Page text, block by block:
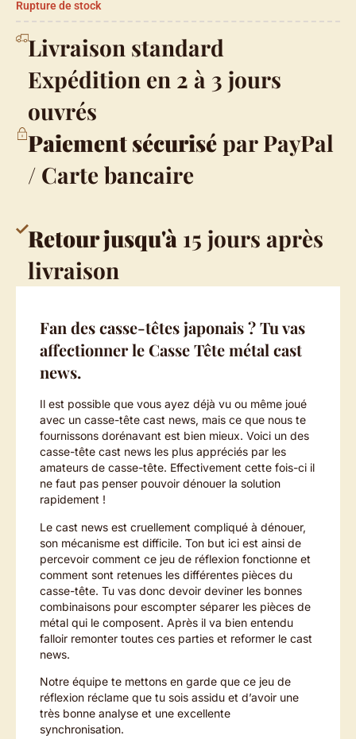
Rupture de stock
Livraison standard
Expédition en 2 à 3 jours
ouvrés
Paiement sécurisépar PayPal
/ Carte bancaire
Retour jusqu'à 15 jours après
livraison
Fan des casse-têtes japonais ? Tu vas
affectionner le Casse Tête métal cast
news.
Il est possible que vous ayez déjà vu ou même joué
avec un casse-tête cast news, mais ce que nous te
fournissons dorénavant est bien mieux. Voici un des
casse-tête cast news les plus appréciés par les
amateurs de casse-tête. Effectivement cette fois-ci il
ne faut pas penser pouvoir dénouer la solution
rapidement !
Le cast news est cruellement compliqué à dénouer,
son mécanisme est difficile. Ton but ici est ainsi de
percevoir comment ce jeu de réflexion fonctionne et
comment sont retenues les différentes pièces du
casse-tête. Tu vas donc devoir deviner les bonnes
combinaisons pour escompter séparer les pièces de
métal qui le composent. Après il va bien entendu
falloir remonter toutes ces parties et reformer le cast
news.
Notre équipe te mettons en garde que ce jeu de
réflexion réclame que tu sois assidu et d’avoir une
très bonne analyse et une excellente
synchronisation.